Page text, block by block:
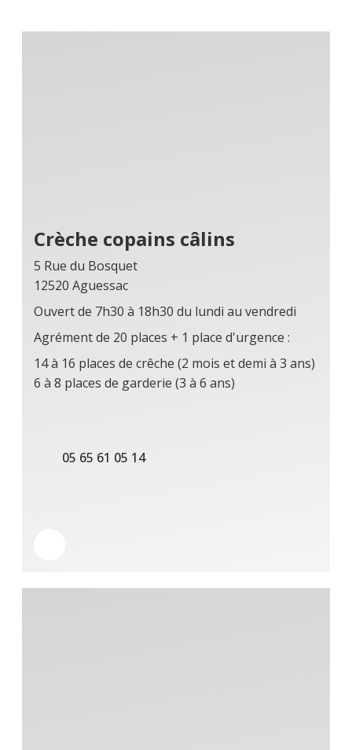
Crèche copains câlins
5 Rue du Bosquet
12520 Aguessac
Ouvert de 7h30 à 18h30 du lundi au vendredi
Agrément de 20 places + 1 place d'urgence :
14 à 16 places de crêche (2 mois et demi à 3 ans)
6 à 8 places de garderie (3 à 6 ans)
05 65 61 05 14